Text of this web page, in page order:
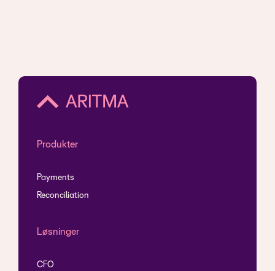
Produkter
Payments
Reconciliation
Løsninger
CFO